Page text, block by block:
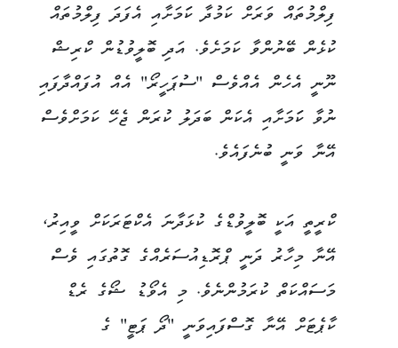
ފިލްމުތައް ވަރަށް ކަމުދާ ކަަމަށާއި އެފަދަ ފިލްމުތައް
ކުޅެން ބޭނުންވާ ކަމަށެވެ. އަދި ބޮލީވުޑުން ކްރިޝް
ނޫނީ އެހެން އެއްވެސް "ސުޕަހީރޯ" އެއް އުފައްދާފައި
ނުވާ ކަަމަށާއި އެކަން ބަދަލު ކުރަން ޖެހޭ ކަމަށްވެސް
އޭނާ ވަނީ ބުނެފައެވެ.
ކްރީތީ އަކީ ބޮލީވުޑްގެ ކުޅަދާނަ އެކްޓަރަކަށް ވީއިރު،
އޭނާ މިހާރު ދަނީ ޕްރޮޑިއުސަރެއްގެ ގޮތުގައި ވެސް
މަސައްކަތް ކުރަމުންނެވެ. މި އެވޯޑު ޝޯގެ ރެޑް
ކާޕެޓަށް އޭނާ ގޮސްފައިވަނީ "ދޯ ޕަޓީ" ގެ